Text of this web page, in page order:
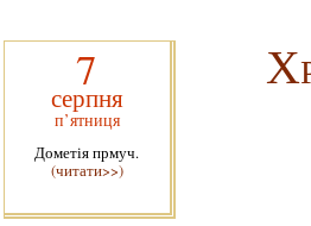
7
серпня
п’ятниця
Дометія прмуч.
(читати>>)